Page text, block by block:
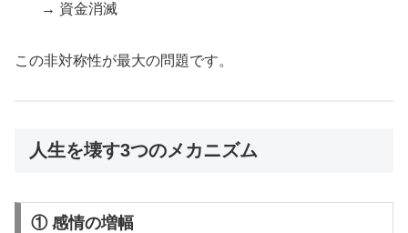
→ 資金消滅
この非対称性が最大の問題です。
人生を壊す3つのメカニズム
① 感情の増幅